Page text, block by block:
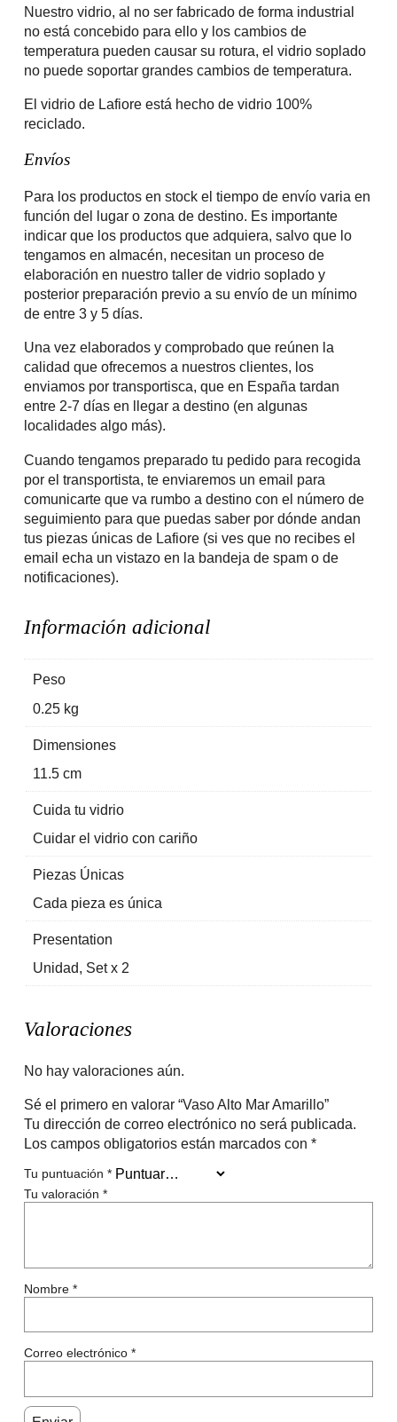
Nuestro vidrio, al no ser fabricado de forma industrial
no está concebido para ello y los cambios de
temperatura pueden causar su rotura, el vidrio soplado
no puede soportar grandes cambios de temperatura.
El vidrio de Lafiore está hecho de vidrio 100%
reciclado.
Envíos
Para los productos en stock el tiempo de envío varia en
función del lugar o zona de destino. Es importante
indicar que los productos que adquiera, salvo que lo
tengamos en almacén, necesitan un proceso de
elaboración en nuestro taller de vidrio soplado y
posterior preparación previo a su envío de un mínimo
de entre 3 y 5 días.
Una vez elaborados y comprobado que reúnen la
calidad que ofrecemos a nuestros clientes, los
enviamos por transportisca, que en España tardan
entre 2-7 días en llegar a destino (en algunas
localidades algo más).
Cuando tengamos preparado tu pedido para recogida
por el transportista, te enviaremos un email para
comunicarte que va rumbo a destino con el número de
seguimiento para que puedas saber por dónde andan
tus piezas únicas de Lafiore (si ves que no recibes el
email echa un vistazo en la bandeja de spam o de
notificaciones).
Información adicional
Peso
0.25 kg
Dimensiones
11.5 cm
Cuida tu vidrio
Cuidar el vidrio con cariño
Piezas Únicas
Cada pieza es única
Presentation
Unidad, Set x 2
Valoraciones
No hay valoraciones aún.
Sé el primero en valorar “Vaso Alto Mar Amarillo”
Tu dirección de correo electrónico no será publicada.
Los campos obligatorios están marcados con *
Tu puntuación *
Tu valoración *
Nombre *
Correo electrónico *